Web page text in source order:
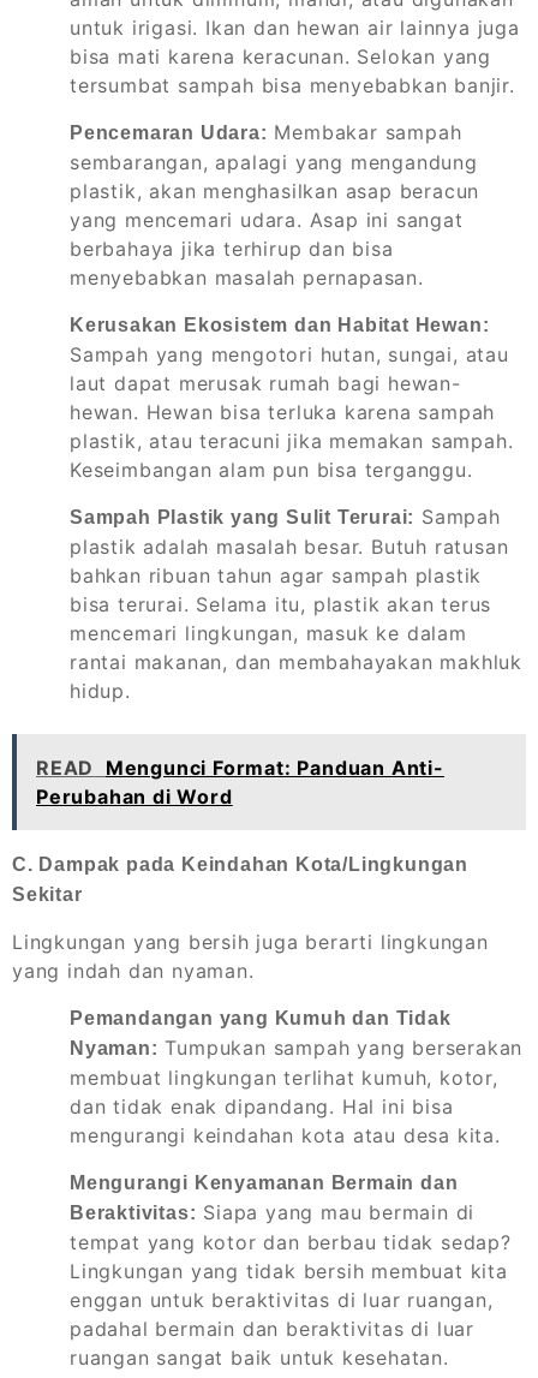
untuk irigasi. Ikan dan hewan air lainnya juga
bisa mati karena keracunan. Selokan yang
tersumbat sampah bisa menyebabkan banjir.
Pencemaran Udara: Membakar sampah
sembarangan, apalagi yang mengandung
plastik, akan menghasilkan asap beracun
yang mencemari udara. Asap ini sangat
berbahaya jika terhirup dan bisa
menyebabkan masalah pernapasan.
Kerusakan Ekosistem dan Habitat Hewan:
Sampah yang mengotori hutan, sungai, atau
laut dapat merusak rumah bagi hewan-
hewan. Hewan bisa terluka karena sampah
plastik, atau teracuni jika memakan sampah.
Keseimbangan alam pun bisa terganggu.
Sampah Plastik yang Sulit Terurai: Sampah
plastik adalah masalah besar. Butuh ratusan
bahkan ribuan tahun agar sampah plastik
bisa terurai. Selama itu, plastik akan terus
mencemari lingkungan, masuk ke dalam
rantai makanan, dan membahayakan makhluk
hidup.
READ
Mengunci Format: Panduan Anti-
Perubahan di Word
C. Dampak pada Keindahan Kota/Lingkungan
Sekitar
Lingkungan yang bersih juga berarti lingkungan
yang indah dan nyaman.
Pemandangan yang Kumuh dan Tidak
Nyaman: Tumpukan sampah yang berserakan
membuat lingkungan terlihat kumuh, kotor,
dan tidak enak dipandang. Hal ini bisa
mengurangi keindahan kota atau desa kita.
Mengurangi Kenyamanan Bermain dan
Beraktivitas: Siapa yang mau bermain di
tempat yang kotor dan berbau tidak sedap?
Lingkungan yang tidak bersih membuat kita
enggan untuk beraktivitas di luar ruangan,
padahal bermain dan beraktivitas di luar
ruangan sangat baik untuk kesehatan.